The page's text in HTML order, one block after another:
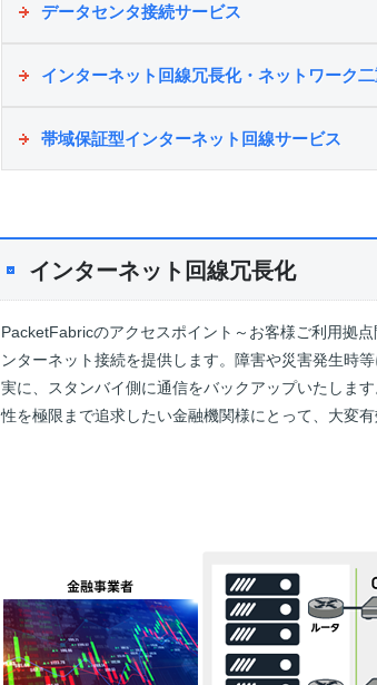
データセンタ接続サービス
インターネット回線冗長化・ネットワーク
帯域保証型インターネット回線サービス
インターネット回線冗長化
PacketFabricのアクセスポイント～お客様ご利用拠
ンターネット接続を提供します。障害や災害発生時
実に、スタンバイ側に通信をバックアップいたしま
性を極限まで追求したい金融機関様にとって、大変有